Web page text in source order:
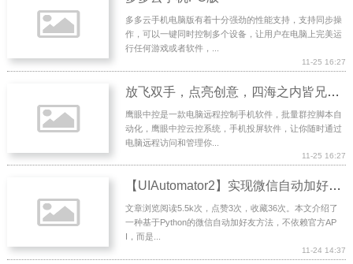
多多云手机电脑版有着十分强劲的性能支持，支持同步操
作，可以一键同时控制多个设备，让用户在电脑上完美运
行任何游戏或者软件，...
11-25 16:27
放飞双手，点亮创意，四海之内皆兄弟！（原兄弟论坛）
鹰眼中控是一款电脑远程控制手机软件，批量群控脚本自
动化，鹰眼中控云控系统，手机投屏软件，让你随时通过
电脑远程访问和管理你...
11-25 16:27
【UIAutomator2】实现微信自动加好友功能
文章浏览阅读5.5k次，点赞3次，收藏36次。本文介绍了
一种基于Python的微信自动加好友方法，不依赖官方AP
I，而是...
11-24 14:37